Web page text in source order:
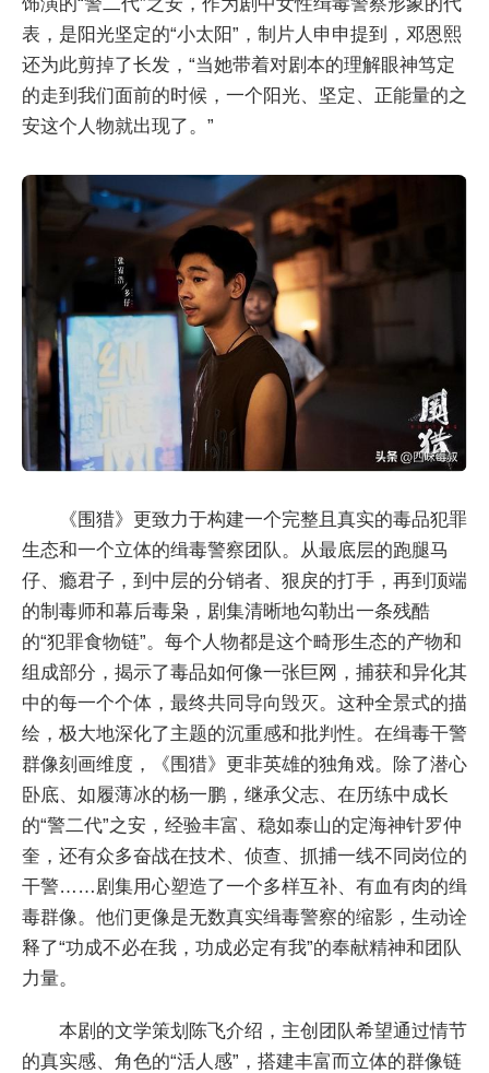
表，是阳光坚定的“小太阳”，制片人申申提到，邓恩熙
还为此剪掉了长发，“当她带着对剧本的理解眼神笃定
的走到我们面前的时候，一个阳光、坚定、正能量的之
安这个人物就出现了。”
《围猎》更致力于构建一个完整且真实的毒品犯罪
生态和一个立体的缉毒警察团队。从最底层的跑腿马
仔、瘾君子，到中层的分销者、狠戾的打手，再到顶端
的制毒师和幕后毒枭，剧集清晰地勾勒出一条残酷
的“犯罪食物链”。每个人物都是这个畸形生态的产物和
组成部分，揭示了毒品如何像一张巨网，捕获和异化其
中的每一个个体，最终共同导向毁灭。这种全景式的描
绘，极大地深化了主题的沉重感和批判性。在缉毒干警
群像刻画维度，《围猎》更非英雄的独角戏。除了潜心
卧底、如履薄冰的杨一鹏，继承父志、在历练中成长
的“警二代”之安，经验丰富、稳如泰山的定海神针罗仲
奎，还有众多奋战在技术、侦查、抓捕一线不同岗位的
干警……剧集用心塑造了一个多样互补、有血有肉的缉
毒群像。他们更像是无数真实缉毒警察的缩影，生动诠
释了“功成不必在我，功成必定有我”的奉献精神和团队
力量。
本剧的文学策划陈飞介绍，主创团队希望通过情节
的真实感、角色的“活人感”，搭建丰富而立体的群像链